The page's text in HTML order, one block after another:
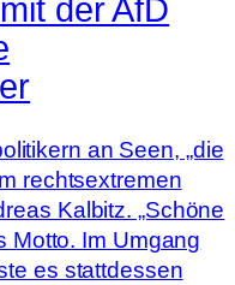
der AfD
an Seen, „die
rechtsextremen
Kalbitz. „Schöne
Motto. Im Umgang
es stattdessen